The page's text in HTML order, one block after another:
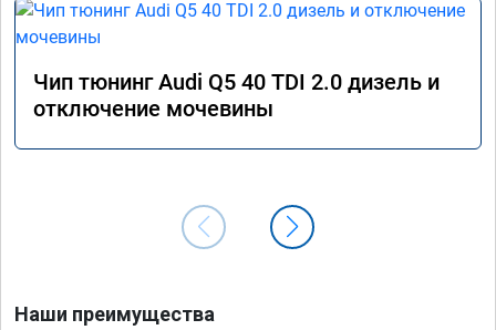
Чип тюнинг Audi Q5 40 TDI 2.0 дизель и
отключение мочевины
Наши преимущества